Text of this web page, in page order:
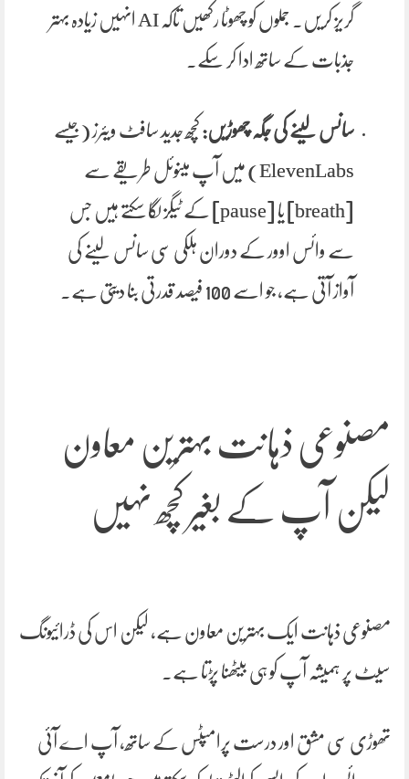
گریز کریں۔ جملوں کو چھوٹا رکھیں تاکہ AI انہیں زیادہ بہتر
جذبات کے ساتھ ادا کر سکے۔
سانس لینے کی جگہ چھوڑیں: کچھ جدید سافٹ ویئرز (جیسے
ElevenLabs) میں آپ مینوئل طریقے سے
[breath] یا [pause] کے ٹیگز لگا سکتے ہیں جس
سے وائس اوور کے دوران ہلکی سی سانس لینے کی
آواز آتی ہے، جو اسے 100 فیصد قدرتی بنا دیتی ہے۔
مصنوعی ذہانت بہترین معاون
لیکن آپ کے بغیر کچھ نہیں
مصنوعی ذہانت ایک بہترین معاون ہے، لیکن اس کی ڈرائیونگ
سیٹ پر ہمیشہ آپ کو ہی بیٹھنا پڑتا ہے۔
تھوڑی سی مشق اور درست پرامپٹس کے ساتھ، آپ اے آئی